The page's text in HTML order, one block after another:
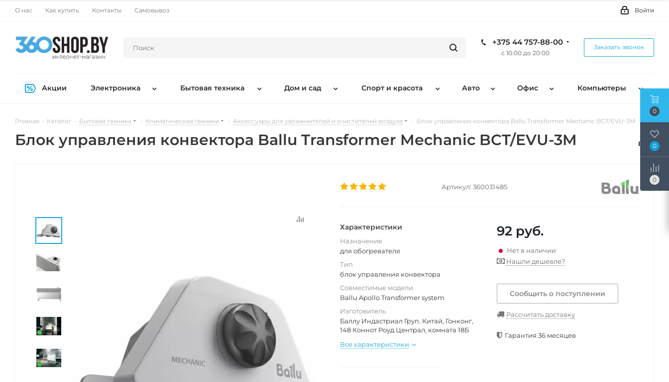
О нас Как купить Контакты Самовывоз Войти
+375 44 757-88-00
с 10:00 до 20:00
Заказать звонок
Акции Электроника Бытовая техника Дом и сад Спорт и красота Авто Офис Компьютеры
Главная - Каталог - Бытовая техника - Климатическая техника - Аксессуары для увлажнителей и очистителей воздуха - Блок управления конвектора Ballu Transformer Mechanic BCT/EVU-3M
Блок управления конвектора Ballu Transformer Mechanic BCT/EVU-3M
Артикул: 360031485
Характеристики
Назначение
для обогревателя
Тип
блок управления конвектора
Совместимые модели
Ballu Apollo Transformer system
Изготовитель
Баллу Индастриал Груп. Китай, Гонконг,
148 Коннот Роуд Централ, комната 18Б
Все характеристики
92 руб.
Нет в наличии
Нашли дешевле?
Сообщить о поступлении
Рассчитать доставку
Гарантия 36 месяцев
0
0
0